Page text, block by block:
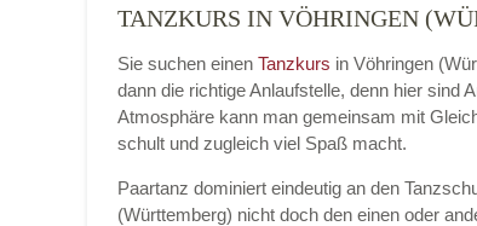
TANZKURS IN VÖHRINGEN
Sie suchen einen Tanzkurs in Vöhringen
dann die richtige Anlaufstelle, denn hier sind
Atmosphäre kann man gemeinsam mit
schult und zugleich viel Spaß macht.
Paartanz dominiert eindeutig an den
(Württemberg) nicht doch den einen oder